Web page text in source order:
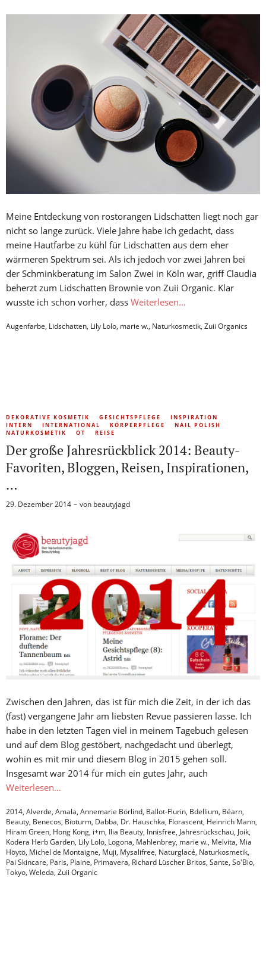
Meine Entdeckung von rostorangen Lidschatten liegt noch gar
nicht so lange zurück. Viele Jahre habe ich gedacht, dass
meine Hautfarbe zu kühl für Lidschatten aus dem eher
wärmeren Spektrum sei. Als ich jedoch vor zwei Jahren bei
der Schminkberatung im Salon Zwei in Köln war, griff Claudia
beherzt zum Lidschatten Brownie von Zuii Organic. Klar
wusste ich schon vorher, dass Weiterlesen…
Augenfarbe, Lidschatten, Lily Lolo, marie w., Naturkosmetik, Zuii Organics
DEKORATIVE KOSMETIK GESICHTSPFLEGE
INSPIRATION
INTERN
INTERNATIONAL KÖRPERPFLEGE
NAIL POLISH
NATURKOSMETIK
OT REISE
Der große Jahresrückblick 2014: Beauty-
Favoriten, Bloggen, Reisen, Inspirationen,
…
29. Dezember 2014 von beautyjagd
Zwischen den Jahren, das ist für mich die Zeit, in der ich das
(fast) vergangene Jahr am liebsten Revue passieren lasse. Ich
habe in den letzten Tagen viel in meinem Tagebuch gelesen
und auf dem Blog gestöbert, nachgedacht und überlegt,
wohin es mit mir und diesem Blog in 2015 gehen soll.
Insgesamt war 2014 für mich ein gutes Jahr, auch
Weiterlesen…
2014, Alverde, Amala, Annemarie Börlind, Ballot-Flurin, Bdellium, Béarn,
Beauty, Benecos, Bioturm, Dabba, Dr. Hauschka, Florascent, Heinrich Mann,
Hiram Green, Hong Kong, i+m, Ilia Beauty, Innisfree, Jahresrückschau, Joik,
Kodera Herb Garden, Lily Lolo, Logona, Mahlenbrey, marie w., Melvita, Mia
Höytö, Michel de Montaigne, Muji, Mysalifree, Naturglacé, Naturkosmetik,
Pai Skincare, Paris, Plaine, Primavera, Richard Lüscher Britos, Sante, So'Bio,
Tokyo, Weleda, Zuii Organic